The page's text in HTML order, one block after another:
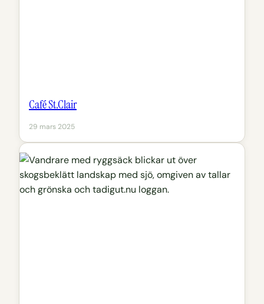
Café St.Clair
29 mars 2025